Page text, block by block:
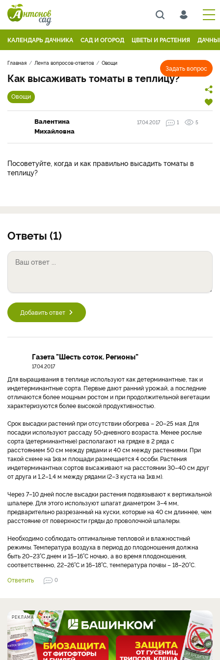
КАЛЕНДАРЬ ДАЧНИКА САД И ОГОРОД ЦВЕТЫ И РАСТЕНИЯ
Задать вопрос
Главная Лента вопросов-ответов Овощи
Как высаживать томаты в теплицу?
Овощи
Валентина
Михайловна
17.04.2017 1 5
Посоветуйте, когда и как правильно высадить томаты в
теплицу?
Ответы (1)
Добавить ответ
Газета "Шесть соток. Регионы"
17.04.2017
Для выращивания в теплице используют как детерминантные, так и
индетерминантные сорта. Первые дают ранний урожай, а последние
отличаются более мощным ростом и при продолжительной вегетации
характеризуются более высокой продуктивностью.
Срок высадки растений при отсутствии обогрева – 20–25 мая. Для
посадки используют рассаду 50-дневного возраста. Менее рослые
сорта (детерминантные) располагают на грядке в 2 ряда с
расстоянием 50 см между рядами и 40 см между растениями. При
такой схеме на 1кв.м площади размещается 4 особи. Растения
индетерминантных сортов высаживают на расстоянии 30–40 см друг
от друга и 1,2–1,4 м между рядами (2–3 куста на 1кв.м).
Через 7–10 дней после высадки растения подвязывают к вертикальной
шпалере. Для этого используют шпагат диаметром 3–4 мм,
предварительно разрезанный на куски, которые на 40 см длиннее, чем
расстояние от поверхности гряды до проволочной шпалеры.
Необходимо соблюдать оптимальные тепловой и влажностный
режимы. Температура воздуха в период до плодоношения должна
быть 20–23°С днем и 15–16°С ночью, а во время плодоношения,
соответственно, 22–26°С и 16–18°С, температура почвы – 18–20°С.
Ответить
0
РЕКЛАМА